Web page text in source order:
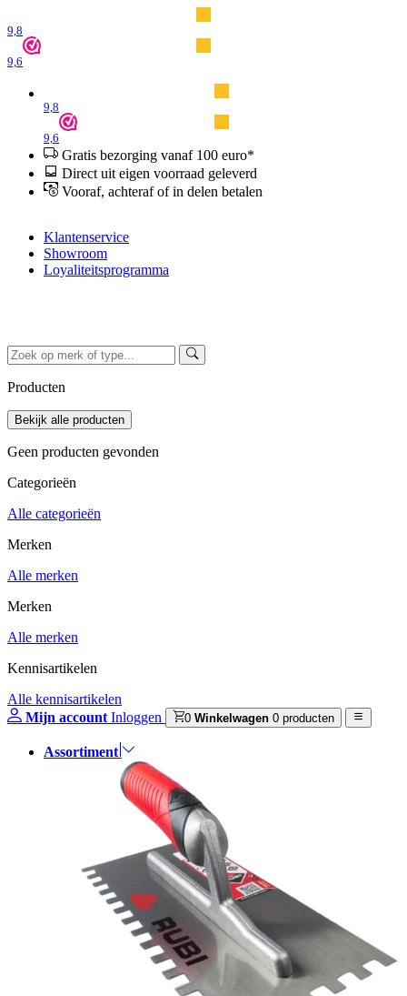
9,8
9,6
9,8
9,6
Gratis bezorging vanaf 100 euro*
Direct uit eigen voorraad geleverd
Vooraf, achteraf of in delen betalen
Klantenservice
Showroom
Loyaliteitsprogramma
Producten
Geen producten gevonden
Categorieën
Alle categorieën
Merken
Alle merken
Merken
Alle merken
Kennisartikelen
Alle kennisartikelen
Mijn account Inloggen 0 Winkelwagen 0 producten
Assortiment